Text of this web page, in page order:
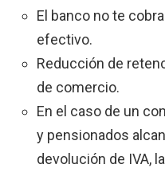
El banco no te
efectivo.
Reducción de
de comercio.
En el caso de un
y pensionados
devolución de IVA,